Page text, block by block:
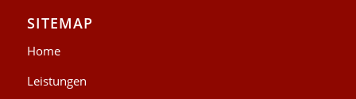
SITEMAP
Home
Leistungen